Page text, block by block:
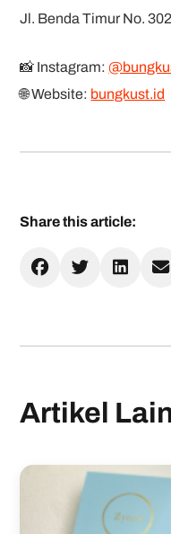
Jl. Benda Timur No.
📸 Instagram:
🌐 Website: bungkust.id
Share this article:
Artikel